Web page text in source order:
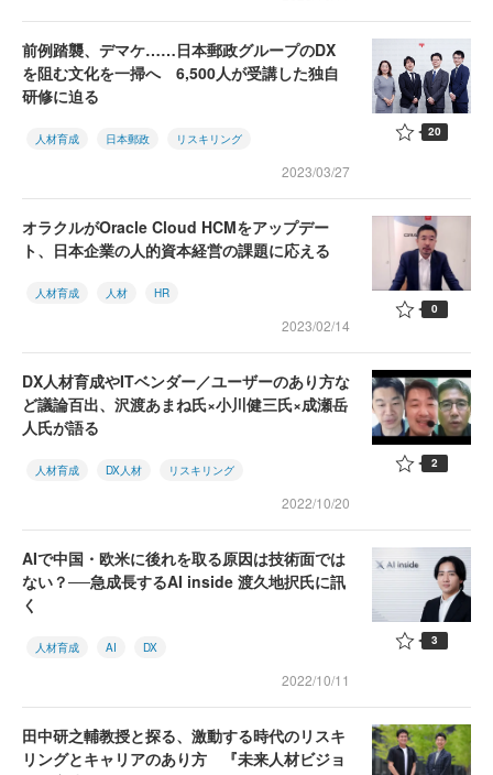
前例踏襲、デマケ……日本郵政グループのDX
を阻む文化を一掃へ 6,500人が受講した独自
研修に迫る
人材育成 日本郵政 リスキリング
2023/03/27
20
オラクルがOracle Cloud HCMをアップデー
ト、日本企業の人的資本経営の課題に応える
人材育成 人材 HR
2023/02/14
0
DX人材育成やITベンダー／ユーザーのあり方な
ど議論百出、沢渡あまね氏×小川健三氏×成瀬岳
人氏が語る
人材育成 DX人材 リスキリング
2022/10/20
2
AIで中国・欧米に後れを取る原因は技術面では
ない？──急成長するAI inside 渡久地択氏に訊
く
人材育成 AI DX
2022/10/11
3
田中研之輔教授と探る、激動する時代のリスキ
リングとキャリアのあり方 『未来人材ビジョ